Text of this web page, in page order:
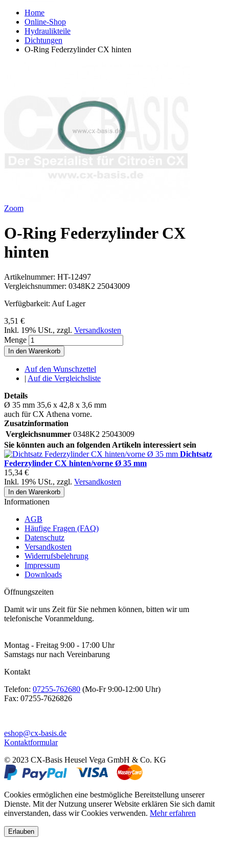
Home
Online-Shop
Hydraulikteile
Dichtungen
O-Ring Federzylinder CX hinten
Zoom
O-Ring Federzylinder CX
hinten
Artikelnummer: HT-12497
Vergleichsnummer: 0348K2 25043009
Verfügbarkeit: Auf Lager
3,51 €
Inkl. 19% USt., zzgl. Versandkosten
Menge
In den Warenkorb
Auf den Wunschzettel
| Auf die Vergleichsliste
Details
Ø 35 mm 35,6 x 42,8 x 3,6 mm
auch für CX Athena vorne.
Zusatzinformation
Vergleichsnummer 0348K2 25043009
Sie könnten auch an folgenden Artikeln interessiert sein
Dichtsatz
Federzylinder CX hinten/vorne Ø 35 mm
15,34 €
Inkl. 19% USt., zzgl. Versandkosten
In den Warenkorb
Informationen
AGB
Häufige Fragen (FAQ)
Datenschutz
Versandkosten
Widerrufsbelehrung
Impressum
Downloads
Öffnungszeiten
Damit wir uns Zeit für Sie nehmen können, bitten wir um
telefonische Voranmeldung.
Montag - Freitag 9:00 - 17:00 Uhr
Samstags nur nach Vereinbarung
Kontakt
Telefon: 07255-762680 (Mo-Fr 9:00-12:00 Uhr)
Fax: 07255-7626826
eshop@cx-basis.de
Kontaktformular
© 2023 CX-Basis Heusel Vega GmbH & Co. KG
Cookies ermöglichen eine bestmögliche Bereitstellung unserer
Dienste. Mit der Nutzung unserer Website erklären Sie sich damit
einverstanden, dass wir Cookies verwenden. Mehr erfahren
Erlauben